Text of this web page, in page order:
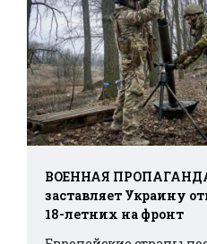
ВОЕННАЯ
заставляет Украину
18-летних на фронт